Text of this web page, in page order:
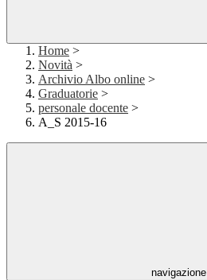
Home >
Novità >
Archivio Albo online >
Graduatorie >
personale docente >
A_S 2015-16
navigazione